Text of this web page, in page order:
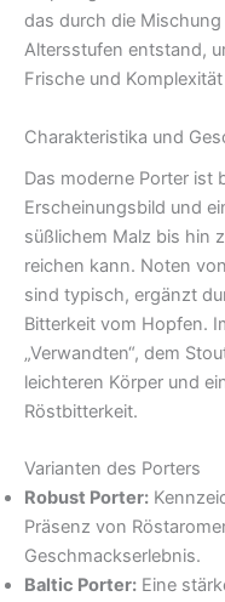
das durch die
Altersstufen entstand,
Frische und
Charakteristika und
Das moderne Porter ist
Erscheinungsbild und
süßlichem Malz bis hin
reichen kann. Noten
sind typisch, ergänzt
Bitterkeit vom Hopfen.
„Verwandten“, dem
leichteren Körper und
Röstbitterkeit.
Varianten des Porters
Robust Porter:
Präsenz von
Geschmackserlebnis.
Baltic Porter: Eine